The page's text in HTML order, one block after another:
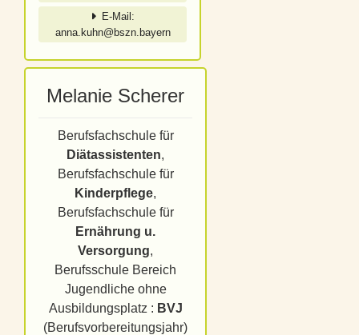
E-Mail:
anna.kuhn@bszn.bayern
Melanie Scherer
Berufsfachschule für
Diätassistenten,
Berufsfachschule für
Kinderpflege,
Berufsfachschule für
Ernährung u.
Versorgung,
Berufsschule Bereich
Jugendliche ohne
Ausbildungsplatz : BVJ
(Berufsvorbereitungsjahr)